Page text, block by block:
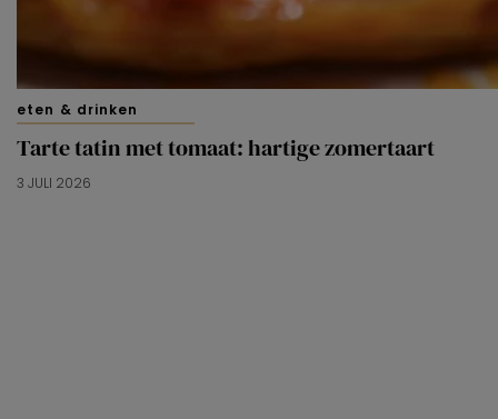
eten & drinken
Tarte tatin met tomaat: hartige zomertaart
3 JULI 2026